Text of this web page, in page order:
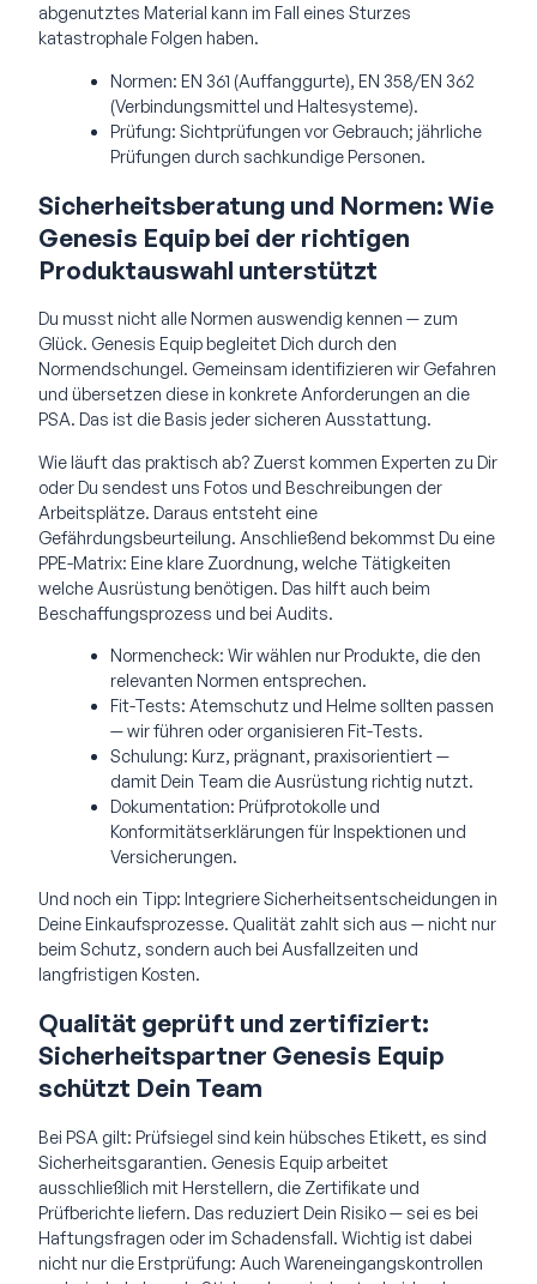
abgenutztes Material kann im Fall eines Sturzes
katastrophale Folgen haben.
Normen: EN 361 (Auffanggurte), EN 358/EN 362
(Verbindungsmittel und Haltesysteme).
Prüfung: Sichtprüfungen vor Gebrauch; jährliche
Prüfungen durch sachkundige Personen.
Sicherheitsberatung und Normen: Wie
Genesis Equip bei der richtigen
Produktauswahl unterstützt
Du musst nicht alle Normen auswendig kennen — zum
Glück. Genesis Equip begleitet Dich durch den
Normendschungel. Gemeinsam identifizieren wir Gefahren
und übersetzen diese in konkrete Anforderungen an die
PSA. Das ist die Basis jeder sicheren Ausstattung.
Wie läuft das praktisch ab? Zuerst kommen Experten zu Dir
oder Du sendest uns Fotos und Beschreibungen der
Arbeitsplätze. Daraus entsteht eine
Gefährdungsbeurteilung. Anschließend bekommst Du eine
PPE-Matrix: Eine klare Zuordnung, welche Tätigkeiten
welche Ausrüstung benötigen. Das hilft auch beim
Beschaffungsprozess und bei Audits.
Normencheck: Wir wählen nur Produkte, die den
relevanten Normen entsprechen.
Fit-Tests: Atemschutz und Helme sollten passen
— wir führen oder organisieren Fit-Tests.
Schulung: Kurz, prägnant, praxisorientiert —
damit Dein Team die Ausrüstung richtig nutzt.
Dokumentation: Prüfprotokolle und
Konformitätserklärungen für Inspektionen und
Versicherungen.
Und noch ein Tipp: Integriere Sicherheitsentscheidungen in
Deine Einkaufsprozesse. Qualität zahlt sich aus — nicht nur
beim Schutz, sondern auch bei Ausfallzeiten und
langfristigen Kosten.
Qualität geprüft und zertifiziert:
Sicherheitspartner Genesis Equip
schützt Dein Team
Bei PSA gilt: Prüfsiegel sind kein hübsches Etikett, es sind
Sicherheitsgarantien. Genesis Equip arbeitet
ausschließlich mit Herstellern, die Zertifikate und
Prüfberichte liefern. Das reduziert Dein Risiko — sei es bei
Haftungsfragen oder im Schadensfall. Wichtig ist dabei
nicht nur die Erstprüfung: Auch Wareneingangskontrollen